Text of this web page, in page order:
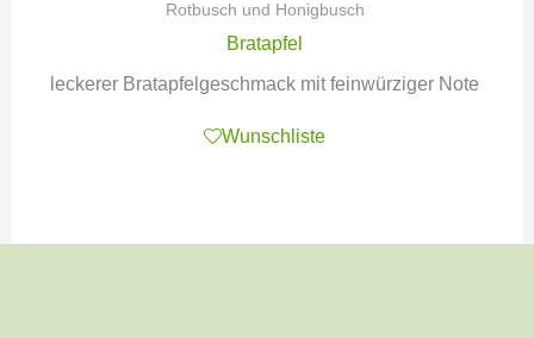
Rotbusch und Honigbusch
Bratapfel
leckerer Bratapfelgeschmack mit feinwürziger Note
Wunschliste